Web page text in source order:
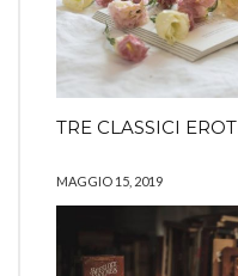
TRE CLASSICI
MAGGIO 15, 2019